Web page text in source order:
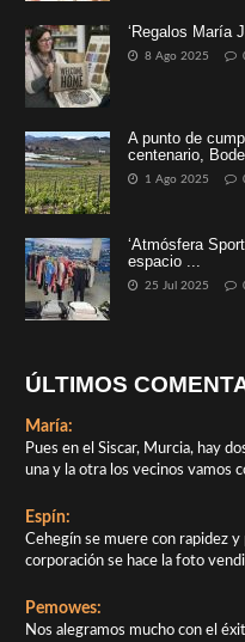
‘Regalos María
8 Ago 2025
A punto de
centenario,
1 Ago 2025
‘Atmósfera
espacio ...
25 Jul 2025
ÚLTIMOS
María:
Pues en el Siscar, Murcia, hay
una y la otra los vecinos vamos
Espín:
Cehegín se muere con rapidez y
corporación se hace la foto
Pemowes:
Nos alegramos mucho con el